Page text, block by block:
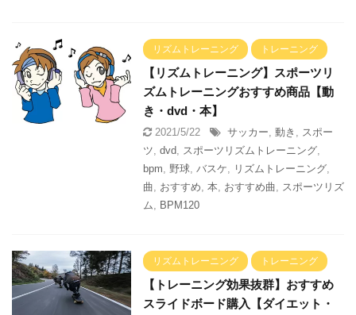
リズムトレーニング トレーニング
【リズムトレーニング】スポーツリ
ズムトレーニングおすすめ商品【動
き・dvd・本】
2021/5/22 サッカー, 動き , スポー
ツ, dvd, スポーツリズムトレーニング,
bpm, 野球, バスケ, リズムトレーニング,
曲, おすすめ, 本, おすすめ曲, スポーツリズ
ム, BPM120
リズムトレーニング トレーニング
【トレーニング効果抜群】おすすめ
スライドボード購入【ダイエット・